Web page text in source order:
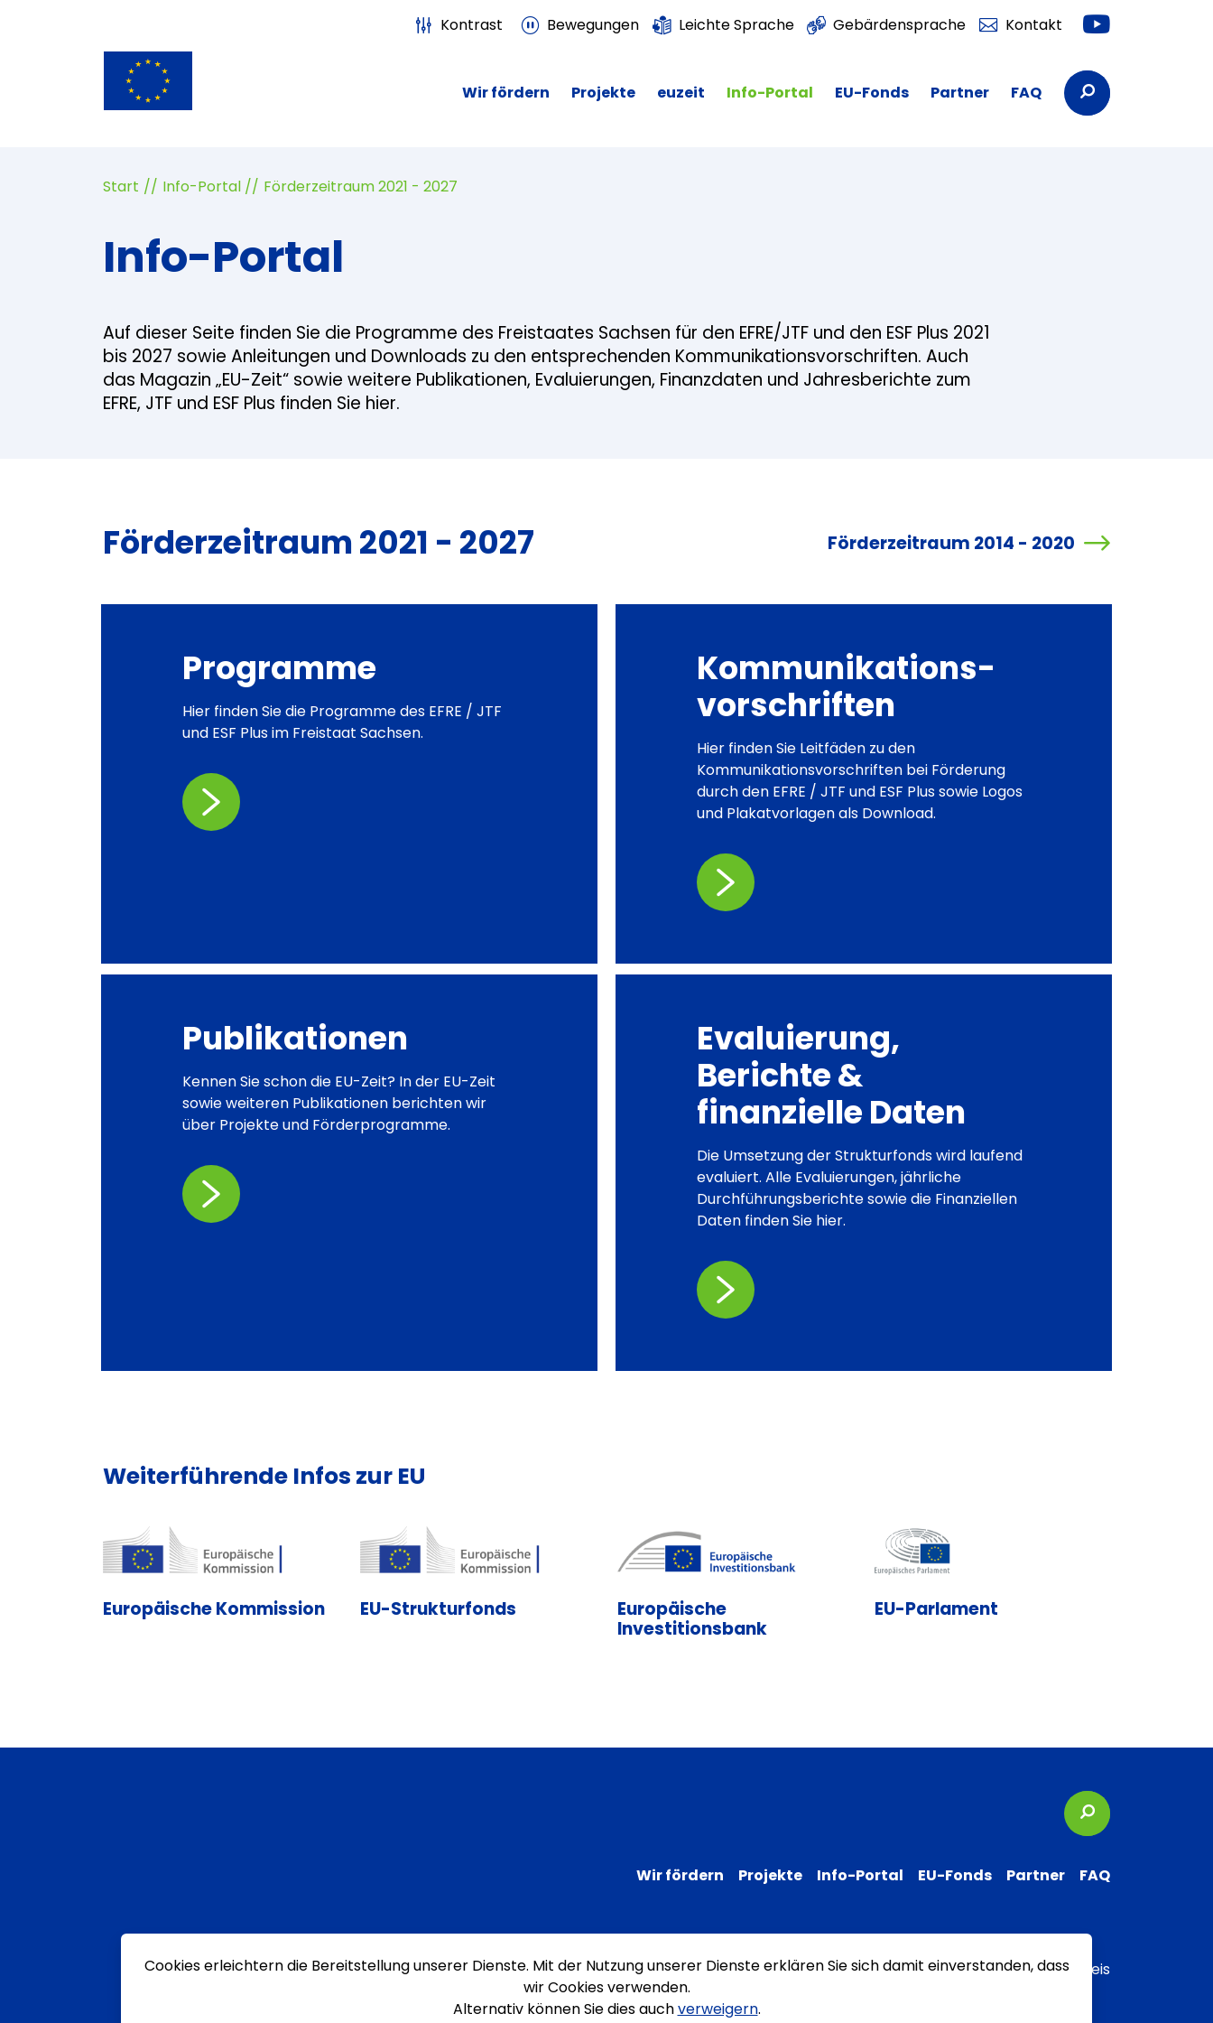
Kontrast Bewegungen Leichte Sprache Gebärdensprache Kontakt Youtube
Wir fördern Projekte euzeit Info-Portal EU-Fonds Partner FAQ Suchbegriffe
Start Info-Portal Förderzeitraum 2021 - 2027
Info-Portal
Auf dieser Seite finden Sie die Programme des Freistaates Sachsen für den EFRE/JTF und den ESF Plus 2021
bis 2027 sowie Anleitungen und Downloads zu den entsprechenden Kommunikationsvorschriften. Auch
das Magazin „EU-Zeit“ sowie weitere Publikationen, Evaluierungen, Finanzdaten und Jahresberichte zum
EFRE, JTF und ESF Plus finden Sie hier.
Förderzeitraum 2021 - 2027 Förderzeitraum 2014 - 2020
Programme
Hier finden Sie die Programme des EFRE / JTF
und ESF Plus im Freistaat Sachsen.
Kommunikations-
vorschriften
Hier finden Sie Leitfäden zu den
Kommunikationsvorschriften bei Förderung
durch den EFRE / JTF und ESF Plus sowie Logos
und Plakatvorlagen als Download.
Publikationen
Kennen Sie schon die EU-Zeit? In der EU-Zeit
sowie weiteren Publikationen berichten wir
über Projekte und Förderprogramme.
Evaluierung,
Berichte &
finanzielle Daten
Die Umsetzung der Strukturfonds wird laufend
evaluiert. Alle Evaluierungen, jährliche
Durchführungsberichte sowie die Finanziellen
Daten finden Sie hier.
Weiterführende Infos zur EU
Europäische Kommission EU-Strukturfonds
Europäische
Investitionsbank
EU-Parlament
Suchbegriffe
Wir fördern Projekte Info-Portal EU-Fonds Partner FAQ
Impressum Datenschutz Erklärung zur Barrierefreiheit Transparenzhinweis
Cookies erleichtern die Bereitstellung unserer Dienste. Mit der Nutzung unserer Dienste erklären Sie sich damit einverstanden, dass
wir Cookies verwenden.
Alternativ können Sie dies auchverweigern.